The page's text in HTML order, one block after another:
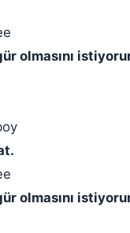
olmasını
olmasını